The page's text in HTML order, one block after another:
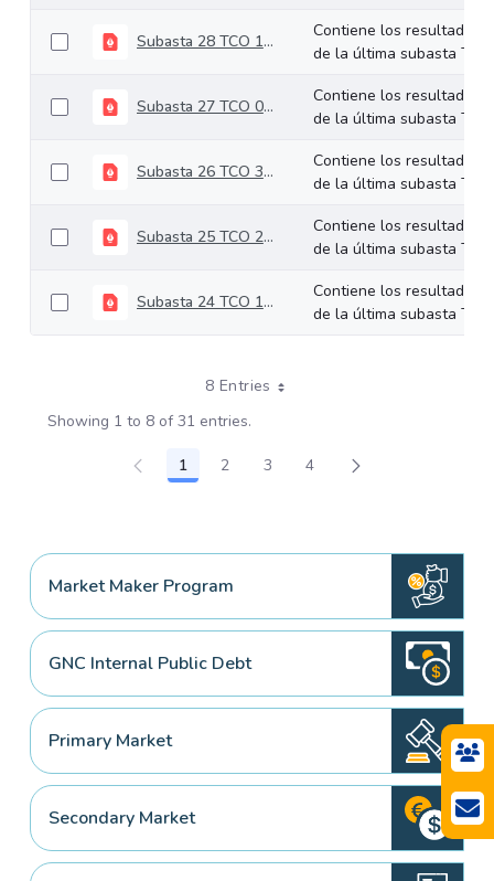
Subasta 28 TCO 14-07-2026
Contiene los resultados
de la última subasta TCO.
Subasta 27 TCO 07-07-2026
Contiene los resultados
de la última subasta TCO.
Subasta 26 TCO 30-06-2026
Contiene los resultados
de la última subasta TCO.
Subasta 25 TCO 23-06-2026
Contiene los resultados
de la última subasta TCO.
Subasta 24 TCO 16-06-2026
Contiene los resultados
de la última subasta TCO.
8 Entries
Showing 1 to 8 of 31 entries.
Page
1 Page
2 Page
3 Page
4
Market Maker Program
GNC Internal Public Debt
Primary Market
Secondary Market